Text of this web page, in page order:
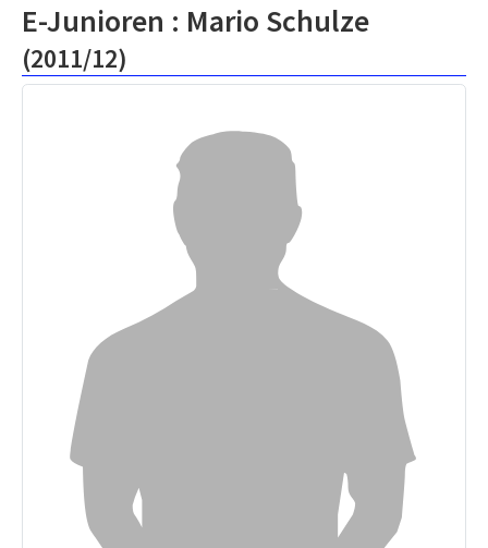
E-Junioren : Mario Schulze
(2011/12)